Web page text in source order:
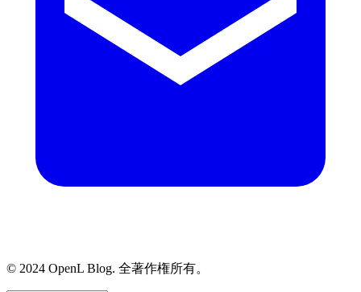
© 2024 OpenL Blog. 全著作権所有。